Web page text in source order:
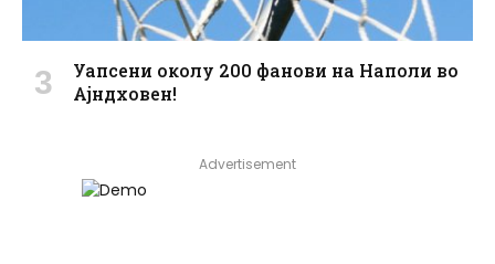
Уапсени околу 200 фанови на Наполи во
Ајндховен!
Advertisement